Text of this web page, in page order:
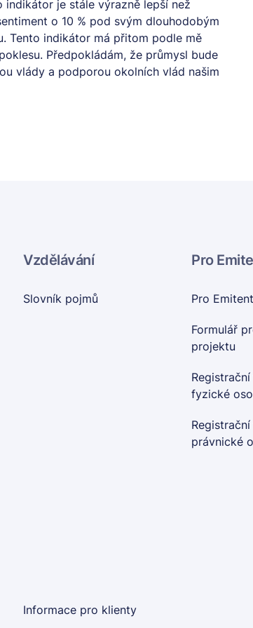
je stále výrazně lepší než
o 10 % pod svým dlouhodobým
Tento indikátor má přitom podle mě
Předpokládám, že průmysl bude
vlády a podporou okolních vlád našim
Vzdělávání
Slovník pojmů
Pro
Pro
Formulář
projektu
fyzické
právnické
Informace pro klienty